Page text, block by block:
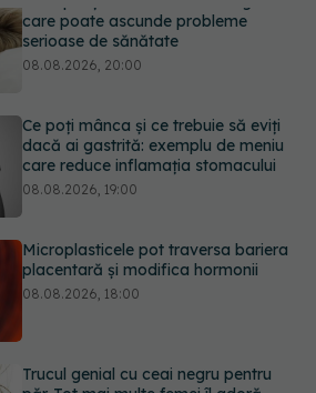
Ce poți mânca și ce trebuie să eviți
dacă ai gastrită: exemplu de meniu
Microplasticele pot traversa bariera
placentară și modifica hormonii
Trucul genial cu ceai negru pentru